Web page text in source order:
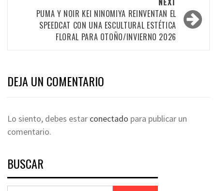
PUMA Y NOIR KEI NINOMIYA REINVENTAN EL
SPEEDCAT CON UNA ESCULTURAL ESTÉTICA
FLORAL PARA OTOÑO/INVIERNO 2026
DEJA UN COMENTARIO
Lo siento, debes estar conectado para publicar un
comentario.
BUSCAR